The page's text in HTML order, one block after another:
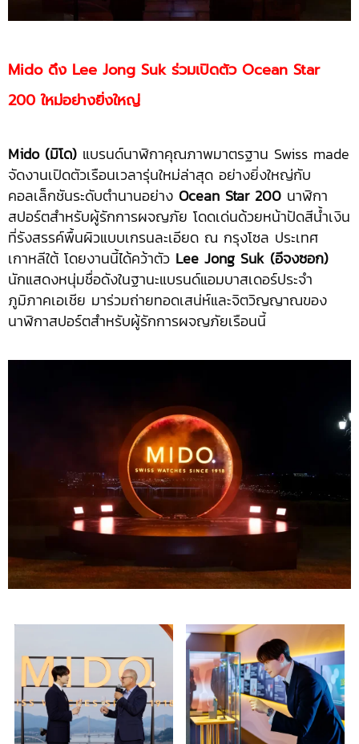
Mido ดึง Lee Jong Suk ร่วมเปิดตัว Ocean Star
200 ใหม่อย่างยิ่งใหญ่
Mido (มิโด) แบรนด์นาฬิกาคุณภาพมาตรฐาน Swiss made
จัดงานเปิดตัวเรือนเวลารุ่นใหม่ล่าสุด อย่างยิ่งใหญ่กับ
คอลเล็กชันระดับตำนานอย่าง Ocean Star 200 นาฬิกา
สปอร์ตสำหรับผู้รักการผจญภัย โดดเด่นด้วยหน้าปัดสีน้ำเงิน
ที่รังสรรค์พื้นผิวแบบเกรนละเอียด ณ กรุงโซล ประเทศ
เกาหลีใต้ โดยงานนี้ได้คว้าตัว Lee Jong Suk (อีจงซอก)
นักแสดงหนุ่มชื่อดังในฐานะแบรนด์แอมบาสเดอร์ประจำ
ภูมิภาคเอเชีย มาร่วมถ่ายทอดเสน่ห์และจิตวิญญาณของ
นาฬิกาสปอร์ตสำหรับผู้รักการผจญภัยเรือนนี้